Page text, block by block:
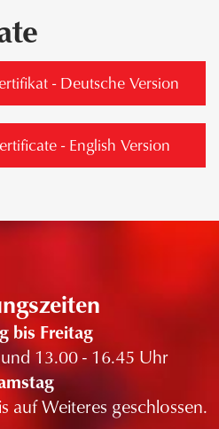
- Deutsche Version
- English Version
bis Freitag
13.00 - 16.45 Uhr
auf Weiteres geschlossen.